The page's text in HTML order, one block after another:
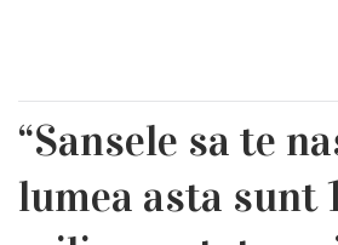
“Sansele sa te
lumea asta sunt